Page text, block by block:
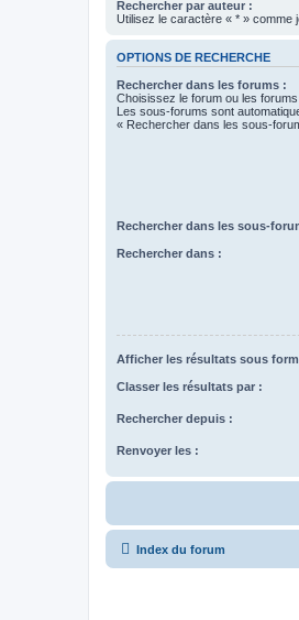
Rechercher par auteur :
Utilisez le caractère « * » comme
OPTIONS DE RECHERCHE
Rechercher dans les forums :
Choisissez le forum ou les
Les sous-forums sont
« Rechercher dans les sous-
Rechercher dans les sous-
Rechercher dans :
Afficher les résultats sous
Classer les résultats par :
Rechercher depuis :
Renvoyer les :
Index du forum